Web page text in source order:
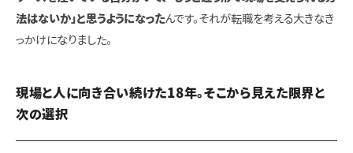
法はないか」と思うようになったんです。それが転職を考える大きなき
っかけになりました。
現場と人に向き合い続けた18年。そこから見えた限界と
次の選択